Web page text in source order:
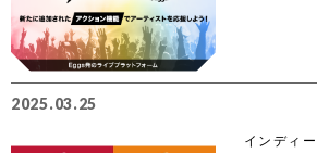
2025.03.25
インディ